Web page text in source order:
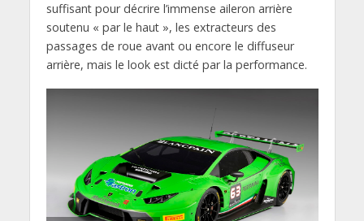
suffisant pour décrire l’immense aileron arrière
soutenu « par le haut », les extracteurs des
passages de roue avant ou encore le diffuseur
arrière, mais le look est dicté par la performance.